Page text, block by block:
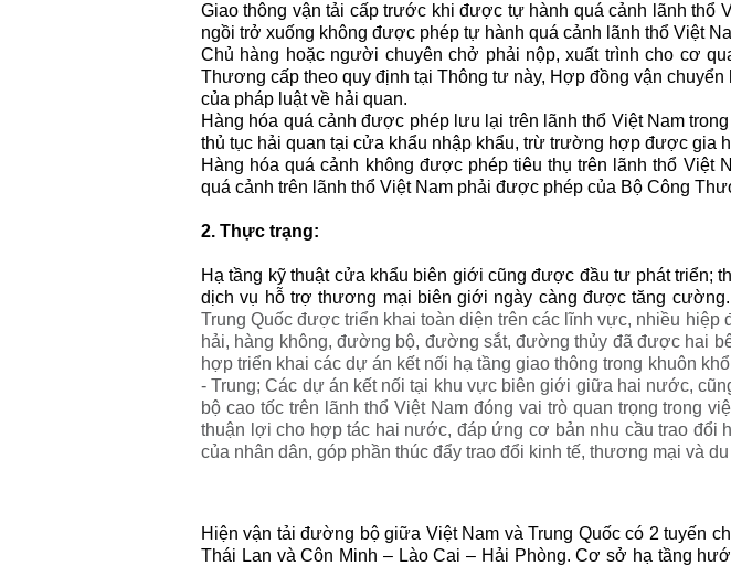
Giao thông vận tải cấp trước khi được tự hành quá cảnh lãnh thổ
ngồi trở xuống không được phép tự hành quá cảnh lãnh thổ Việt
Chủ hàng hoặc người chuyên chở phải nộp, xuất trình cho cơ
Thương cấp theo quy định tại Thông tư này, Hợp đồng vận
của pháp luật về hải quan.
Hàng hóa quá cảnh được phép lưu lại trên lãnh thổ Việt Nam
thủ tục hải quan tại cửa khẩu nhập khẩu, trừ trường hợp được gia
Hàng hóa quá cảnh không được phép tiêu thụ trên lãnh thổ Việt
quá cảnh trên lãnh thổ Việt Nam phải được phép của Bộ Công
2. Thực trạng:
Hạ tầng kỹ thuật cửa khẩu biên giới cũng được đầu tư phát triển;
dịch vụ hỗ trợ thương mại biên giới ngày càng được tăng cường.
Trung Quốc được triển khai toàn diện trên các lĩnh vực, nhiều hiệp
hải, hàng không, đường bộ, đường sắt, đường thủy đã được hai
hợp triển khai các dự án kết nối hạ tầng giao thông trong khuôn
- Trung; Các dự án kết nối tại khu vực biên giới giữa hai nước,
bộ cao tốc trên lãnh thổ Việt Nam đóng vai trò quan trọng trong
thuận lợi cho hợp tác hai nước, đáp ứng cơ bản nhu cầu trao đổi
của nhân dân, góp phần thúc đẩy trao đổi kinh tế, thương mại và
Hiện vận tải đường bộ giữa Việt Nam và Trung Quốc có 2 tuyến
Thái Lan và Côn Minh – Lào Cai – Hải Phòng. Cơ sở hạ tầng